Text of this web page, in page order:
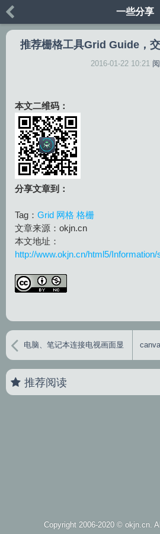
一些分享
推荐栅格工具Grid Guide，
2016-01-22 10:21
本文二维码：
分享文章到：
Tag： Grid 网格 格栅
文章来源：okjn.cn
本文地址：
http://www.okjn.cn/html5/
电脑、笔记本连接电视画面显
推荐阅读
Copyright 2006-2020 © okjn.cn.